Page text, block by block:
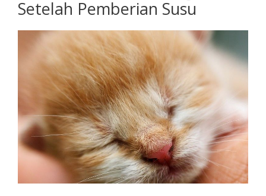
Setelah Pemberian Susu